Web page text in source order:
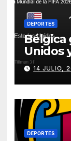
DEPORTES
Bélgica
Unidos
Mundial
14 JULIO,
DEPORTES